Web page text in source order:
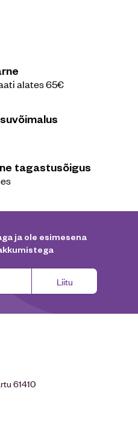
alates 65€
tagastusõigus
ja ole esimesena
Liitu
61410